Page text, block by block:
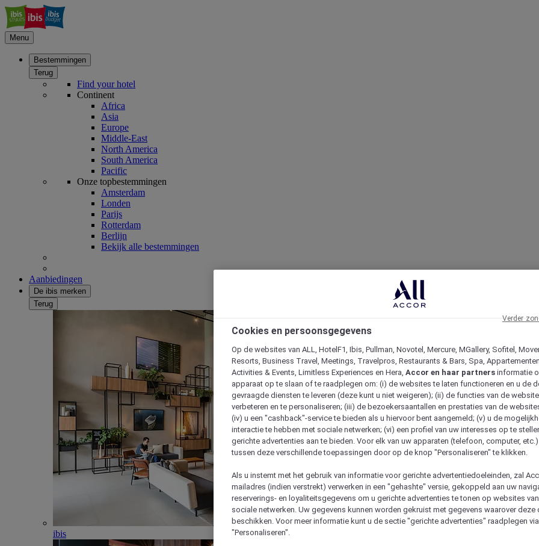
Menu
Bestemmingen
Terug
Find your hotel
Continent
Africa
Asia
Europe
Middle-East
North America
South America
Pacific
Onze topbestemmingen
Amsterdam
Londen
Parijs
Rotterdam
Berlijn
Bekijk alle bestemmingen
Aanbiedingen
De ibis merken
Terug
ibis
Cookies en persoonsgegevens
Op de websites van ALL, HotelF1, Ibis, Pullman, Novotel, Mercure, MGallery, Sofitel,
Resorts, Business Travel, Meetings, Travelpros, Restaurants & Bars, Spa,
Activities & Events, Limitless Experiences en Hera, Accor en haar partners informatie
apparaat op te slaan of te raadplegen om: (i) de websites te laten functioneren en u de
gevraagde diensten te leveren (deze kunt u niet weigeren); (ii) de functies van de
verbeteren en te personaliseren; (iii) de bezoekersaantallen en prestaties van de
(iv) u een "cashback"-service te bieden als u hiervoor bent aangemeld; (v) u de
interactie te hebben met sociale netwerken; (vi) een profiel van uw interesses op te
gerichte advertenties aan te bieden. Voor elk van uw apparaten (telefoon, computer,
tussen deze verschillende toepassingen door op de knop "Personaliseren" te klikken.
Als u instemt met het gebruik van informatie voor gerichte advertentiedoeleinden, zal
mailadres (indien verstrekt) verwerken in een "gehashte" versie, gekoppeld aan uw
reserverings- en loyaliteitsgegevens om u gerichte advertenties te tonen op websites
sociale netwerken. Uw gegevens kunnen worden gekruist met gegevens waarover deze
beschikken. Voor meer informatie kunt u de sectie "gerichte advertenties" raadplegen
"Personaliseren".
Verder